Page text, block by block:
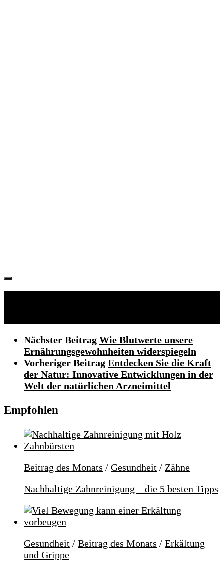
Nächster Beitrag Wie Blutwerte unsere
Ernährungsgewohnheiten widerspiegeln
Vorheriger Beitrag Entdecken Sie die Kraft
der Natur: Innovative Entwicklungen in der
Welt der natürlichen Arzneimittel
Empfohlen
Beitrag des Monats / Gesundheit / Zähne
Nachhaltige Zahnreinigung – die 5 besten Tipps
Gesundheit / Beitrag des Monats / Erkältung
und Grippe